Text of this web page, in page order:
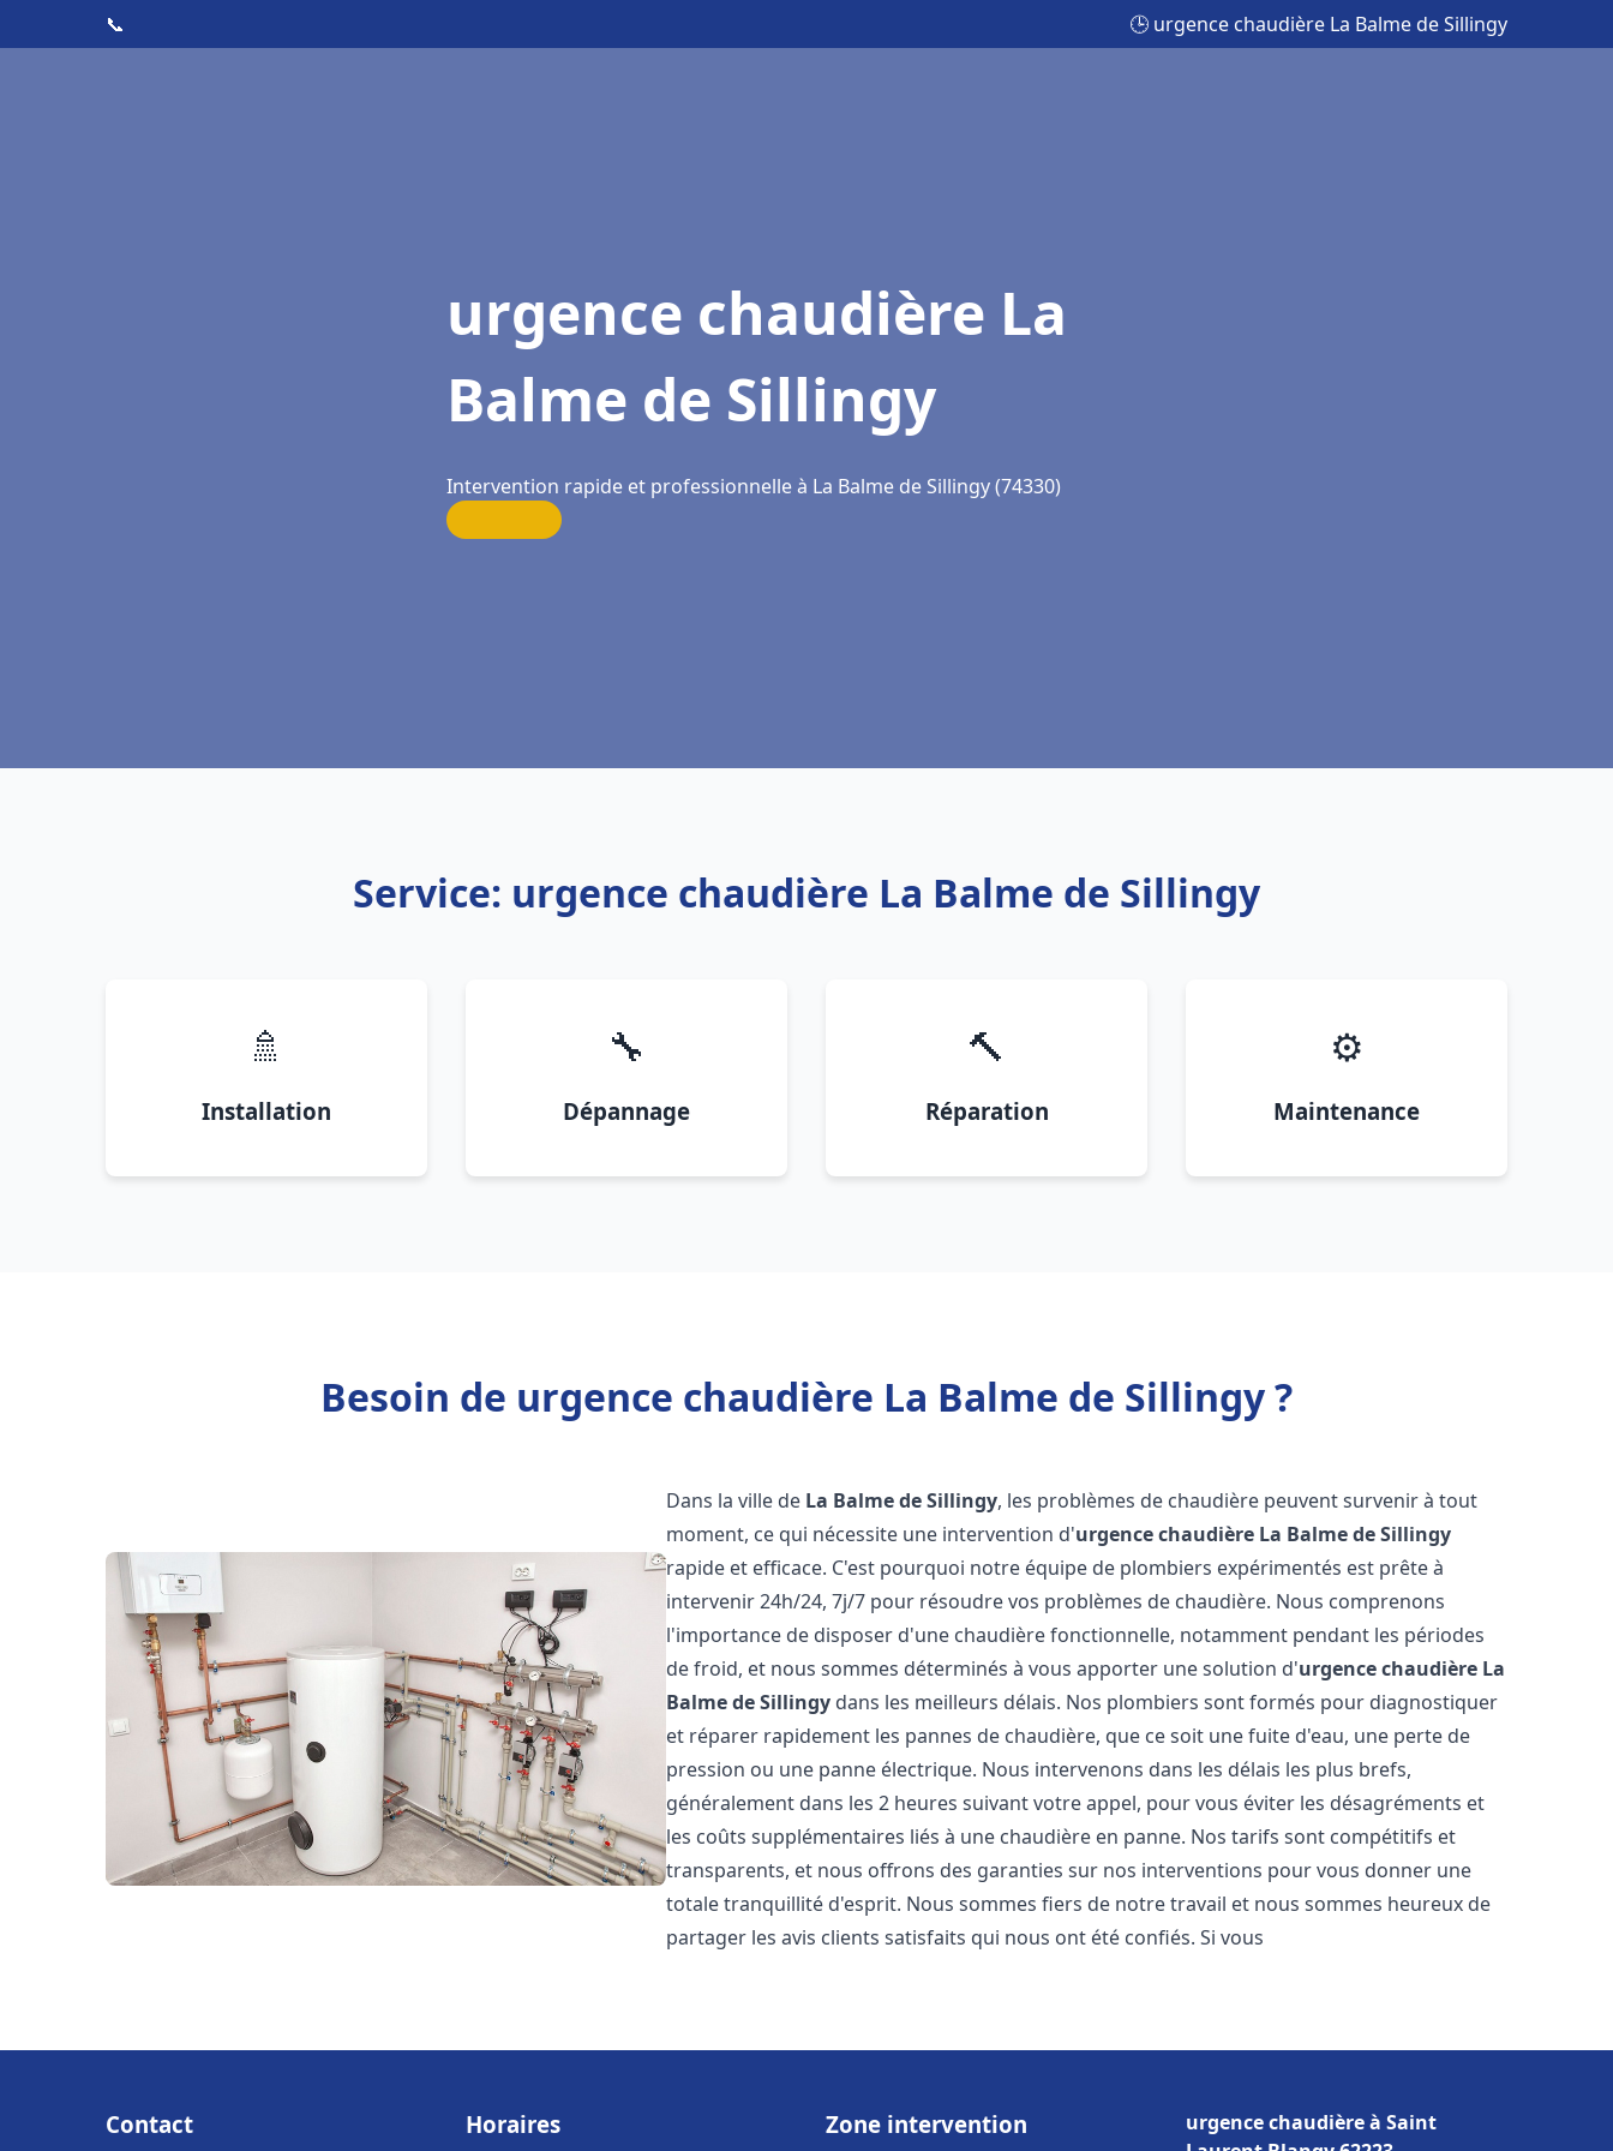
📞 🕒 urgence chaudière La Balme de Sillingy
urgence chaudière La
Balme de Sillingy
Intervention rapide et professionnelle à La Balme de Sillingy (74330)
Service: urgence chaudière La Balme de Sillingy
🚿
Installation
🔧
Dépannage
🔨
Réparation
⚙️
Maintenance
Besoin de urgence chaudière La Balme de Sillingy ?
Dans la ville de La Balme de Sillingy, les problèmes de chaudière peuvent survenir à tout
moment, ce qui nécessite une intervention d'urgence chaudière La Balme de Sillingy
rapide et efficace. C'est pourquoi notre équipe de plombiers expérimentés est prête à
intervenir 24h/24, 7j/7 pour résoudre vos problèmes de chaudière. Nous comprenons
l'importance de disposer d'une chaudière fonctionnelle, notamment pendant les périodes
de froid, et nous sommes déterminés à vous apporter une solution d'urgence chaudière La
Balme de Sillingy dans les meilleurs délais. Nos plombiers sont formés pour diagnostiquer
et réparer rapidement les pannes de chaudière, que ce soit une fuite d'eau, une perte de
pression ou une panne électrique. Nous intervenons dans les délais les plus brefs,
généralement dans les 2 heures suivant votre appel, pour vous éviter les désagréments et
les coûts supplémentaires liés à une chaudière en panne. Nos tarifs sont compétitifs et
transparents, et nous offrons des garanties sur nos interventions pour vous donner une
totale tranquillité d'esprit. Nous sommes fiers de notre travail et nous sommes heureux de
partager les avis clients satisfaits qui nous ont été confiés. Si vous
Contact Horaires Zone intervention
urgence chaudière à Saint